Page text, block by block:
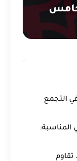
التجمع
المناسبة: